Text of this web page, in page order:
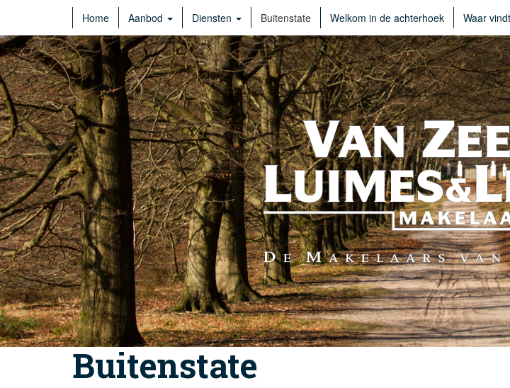
Home Aanbod Diensten Buitenstate Welkom in de achterhoek Waar
Buitenstate